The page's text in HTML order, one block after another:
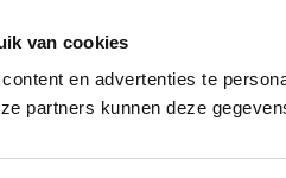
van cookies
en advertenties te
partners kunnen deze